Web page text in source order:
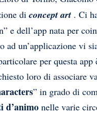
di concept art . Ci
e dell’app nata per
ad un’applicazione vi
per questa
loro di associare
” in grado di
d’animo nelle varie